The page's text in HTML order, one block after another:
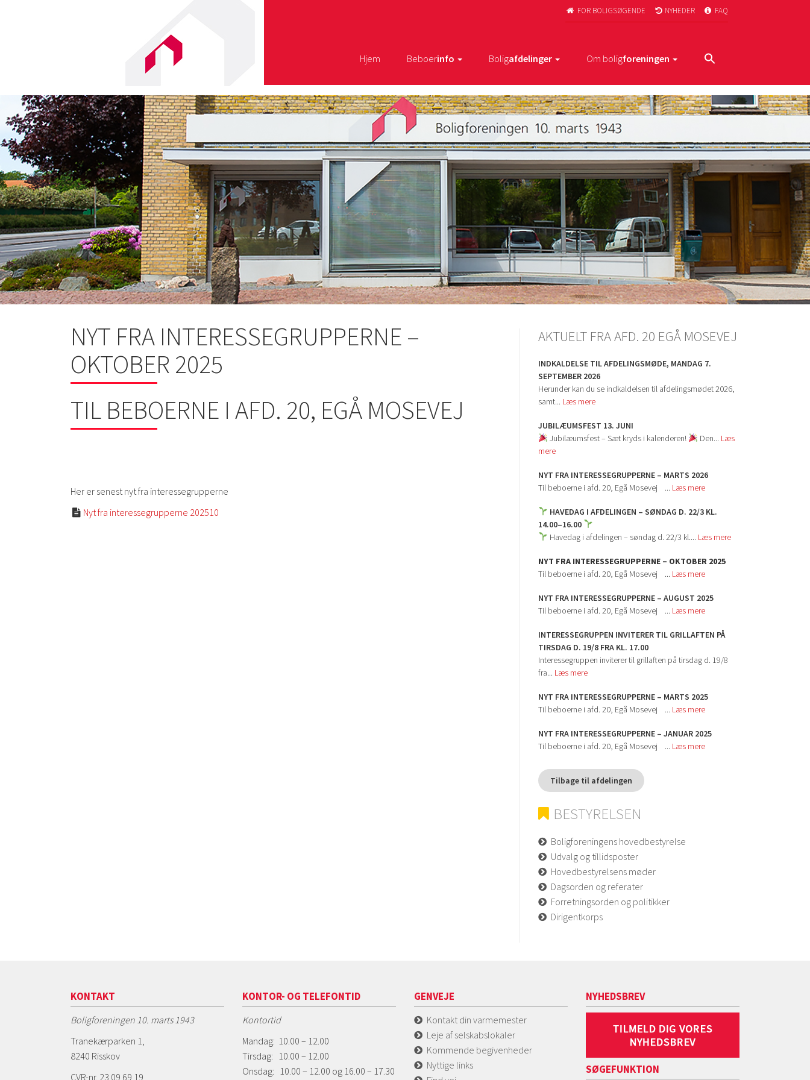
 FOR BOLIGSØGENDE  NYHEDER  FAQ
Hjem Beboerinfo Boligafdelinger Om boligforeningen
NYT FRA INTERESSEGRUPPERNE –
OKTOBER 2025
TIL BEBOERNE I AFD. 20, EGÅ MOSEVEJ
Her er senest nyt fra interessegrupperne
 Nyt fra interessegrupperne 202510
AKTUELT FRA AFD. 20 EGÅ MOSEVEJ
INDKALDELSE TIL AFDELINGSMØDE, MANDAG 7.
SEPTEMBER 2026
Herunder kan du se indkaldelsen til afdelingsmødet 2026,
samt... Læs mere
JUBILÆUMSFEST 13. JUNI
Jubilæumsfest – Sæt kryds i kalenderen!
Den... Læs
mere
NYT FRA INTERESSEGRUPPERNE – MARTS 2026
Til beboerne i afd. 20, Egå Mosevej ... Læs mere
HAVEDAG I AFDELINGEN – SØNDAG D. 22/3 KL.
14.00–16.00
Havedag i afdelingen – søndag d. 22/3 kl.... Læs mere
NYT FRA INTERESSEGRUPPERNE – OKTOBER 2025
Til beboerne i afd. 20, Egå Mosevej ... Læs mere
NYT FRA INTERESSEGRUPPERNE – AUGUST 2025
Til beboerne i afd. 20, Egå Mosevej ... Læs mere
INTERESSEGRUPPEN INVITERER TIL GRILLAFTEN PÅ
TIRSDAG D. 19/8 FRA KL. 17.00
Interessegruppen inviterer til grillaften på tirsdag d. 19/8
fra... Læs mere
NYT FRA INTERESSEGRUPPERNE – MARTS 2025
Til beboerne i afd. 20, Egå Mosevej ... Læs mere
NYT FRA INTERESSEGRUPPERNE – JANUAR 2025
Til beboerne i afd. 20, Egå Mosevej ... Læs mere
Tilbage til afdelingen
BESTYRELSEN
Boligforeningens hovedbestyrelse
Udvalg og tillidsposter
Hovedbestyrelsens møder
Dagsorden og referater
Forretningsorden og politikker
Dirigentkorps
KONTAKT
Boligforeningen 10. marts 1943
Tranekærparken 1,
8240 Risskov
CVR-nr. 23 09 69 19
KONTOR- OG TELEFONTID
Kontortid
Mandag: 10.00 – 12.00
Tirsdag: 10.00 – 12.00
Onsdag: 10.00 – 12.00 og 16.00 – 17.30
GENVEJE
Kontakt din varmemester
Leje af selskabslokaler
Kommende begivenheder
Nyttige links
NYHEDSBREV
SØGEFUNKTION